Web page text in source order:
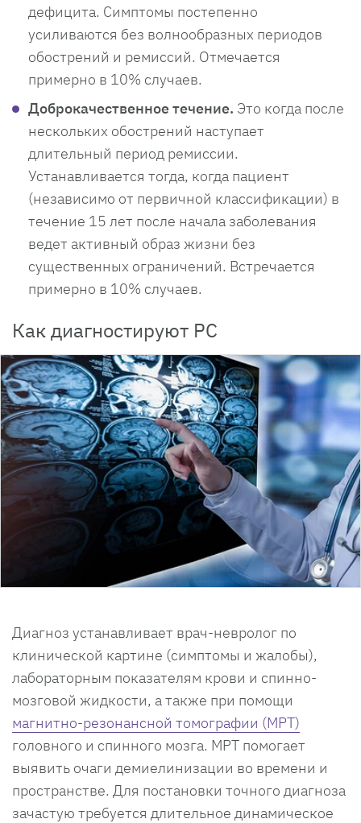
дефицита. Симптомы постепенно
усиливаются без волнообразных периодов
обострений и ремиссий. Отмечается
примерно в 10% случаев.
Доброкачественное течение. Это когда после
нескольких обострений наступает
длительный период ремиссии.
Устанавливается тогда, когда пациент
(независимо от первичной классификации) в
течение 15 лет после начала заболевания
ведет активный образ жизни без
существенных ограничений. Встречается
примерно в 10% случаев.
Как диагностируют РС
Диагноз устанавливает врач-невролог по
клинической картине (симптомы и жалобы),
лабораторным показателям крови и спинно-
мозговой жидкости, а также при помощи
магнитно-резонансной томографии (МРТ)
головного и спинного мозга. МРТ помогает
выявить очаги демиелинизации во времени и
пространстве. Для постановки точного диагноза
зачастую требуется длительное динамическое